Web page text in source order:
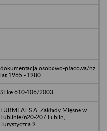
dokumentacja osobowo-płacowa/nz
lat 1965 - 1980
SEke 610-106/2003
LUBMEAT S.A. Zakłady Mięsne w
Lublinie/n20-207 Lublin,
Turystyczna 9